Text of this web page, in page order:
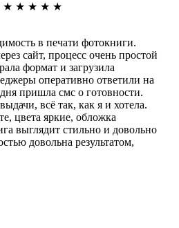
★ ★ ★ ★ ★
в печати фотокниги.
сайт, процесс очень простой
формат и загрузила
оперативно ответили на
пришла смс о готовности.
всё так, как я и хотела.
цвета яркие, обложка
выглядит стильно и довольно
довольна результатом,